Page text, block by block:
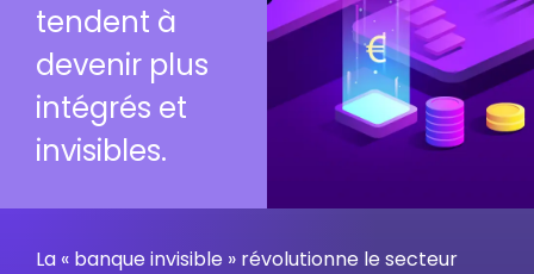
tendent à
devenir plus
intégrés et
invisibles.
La « banque invisible » révolutionne le secteur